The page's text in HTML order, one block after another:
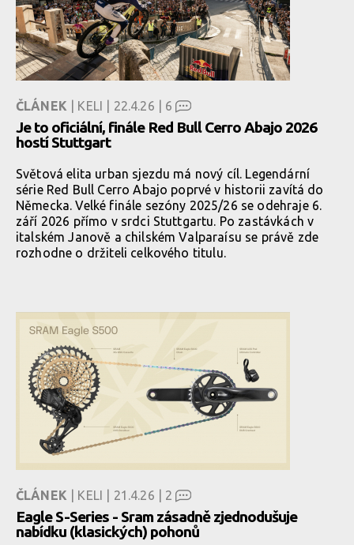
ČLÁNEK | KELI | 22.4.26 | 6
Je to oficiální, finále Red Bull Cerro Abajo 2026
hostí Stuttgart
Světová elita urban sjezdu má nový cíl. Legendární
série Red Bull Cerro Abajo poprvé v historii zavítá do
Německa. Velké finále sezóny 2025/26 se odehraje 6.
září 2026 přímo v srdci Stuttgartu. Po zastávkách v
italském Janově a chilském Valparaísu se právě zde
rozhodne o držiteli celkového titulu.
ČLÁNEK | KELI | 21.4.26 | 2
Eagle S-Series - Sram zásadně zjednodušuje
nabídku (klasických) pohonů